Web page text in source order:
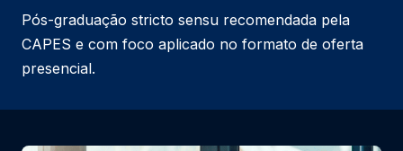
Pós-graduação stricto sensu recomendada pela
CAPES e com foco aplicado no formato de oferta
presencial.